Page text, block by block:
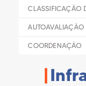
CLASSIFICAÇÃO
AUTOAVALIAÇÃO
COORDENAÇÃO
|